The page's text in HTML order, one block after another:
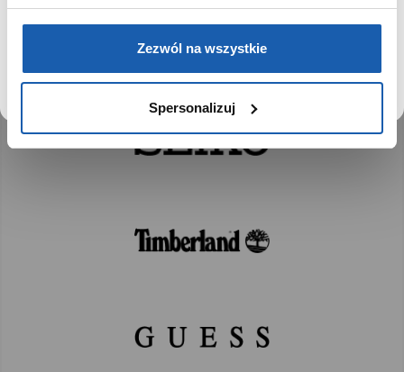
Zezwól na wszystkie
Spersonalizuj